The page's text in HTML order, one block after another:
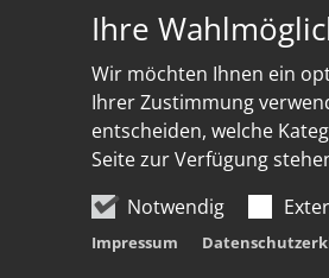
Ihre
Wir möchten Ihnen ein
Ihrer Zustimmung
entscheiden, welche
Seite zur Verfügung
Notwendig
Impressum